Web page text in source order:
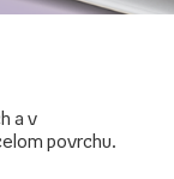
a v
povrchu.